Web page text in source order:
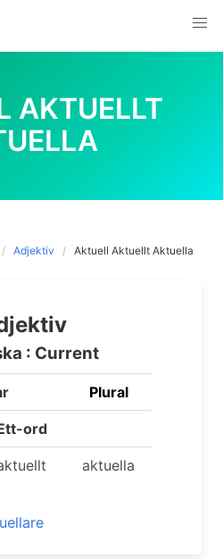
AKTUELLT
Adjektiv Aktuell Aktuellt Aktuella
: Current
Plural
ord
aktuella